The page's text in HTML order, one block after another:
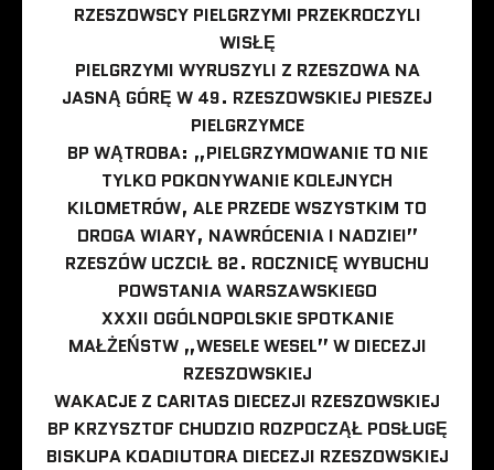
RZESZOWSCY PIELGRZYMI PRZEKROCZYLI
WISŁĘ
PIELGRZYMI WYRUSZYLI Z RZESZOWA NA
JASNĄ GÓRĘ W 49. RZESZOWSKIEJ PIESZEJ
PIELGRZYMCE
BP WĄTROBA: „PIELGRZYMOWANIE TO NIE
TYLKO POKONYWANIE KOLEJNYCH
KILOMETRÓW, ALE PRZEDE WSZYSTKIM TO
DROGA WIARY, NAWRÓCENIA I NADZIEI”
RZESZÓW UCZCIŁ 82. ROCZNICĘ WYBUCHU
POWSTANIA WARSZAWSKIEGO
XXXII OGÓLNOPOLSKIE SPOTKANIE
MAŁŻEŃSTW „WESELE WESEL” W DIECEZJI
RZESZOWSKIEJ
WAKACJE Z CARITAS DIECEZJI RZESZOWSKIEJ
BP KRZYSZTOF CHUDZIO ROZPOCZĄŁ POSŁUGĘ
BISKUPA KOADIUTORA DIECEZJI RZESZOWSKIEJ